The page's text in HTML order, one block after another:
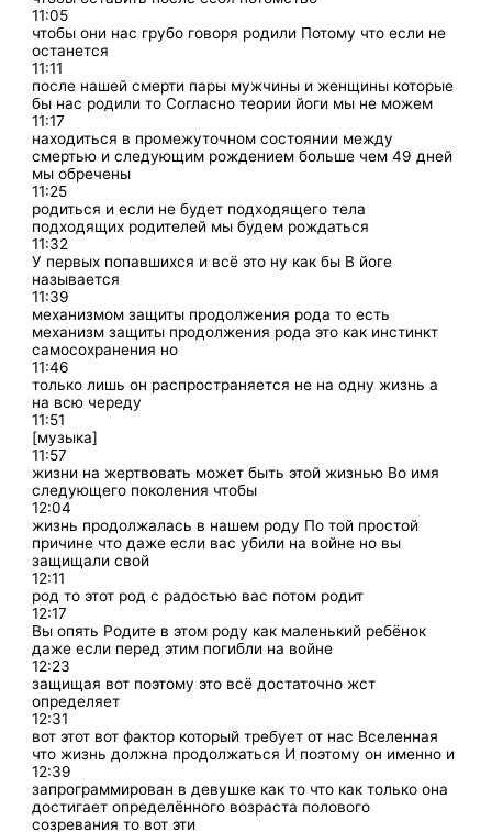
11:05
чтобы они нас грубо говоря родили Потому что если не
останется
11:11
после нашей смерти пары мужчины и женщины которые
бы нас родили то Согласно теории йоги мы не можем
11:17
находиться в промежуточном состоянии между
смертью и следующим рождением больше чем 49 дней
мы обречены
11:25
родиться и если не будет подходящего тела
подходящих родителей мы будем рождаться
11:32
У первых попавшихся и всё это ну как бы В йоге
называется
11:39
механизмом защиты продолжения рода то есть
механизм защиты продолжения рода это как инстинкт
самосохранения но
11:46
только лишь он распространяется не на одну жизнь а
на всю череду
11:51
[музыка]
11:57
жизни на жертвовать может быть этой жизнью Во имя
следующего поколения чтобы
12:04
жизнь продолжалась в нашем роду По той простой
причине что даже если вас убили на войне но вы
защищали свой
12:11
род то этот род с радостью вас потом родит
12:17
Вы опять Родите в этом роду как маленький ребёнок
даже если перед этим погибли на войне
12:23
защищая вот поэтому это всё достаточно жст
определяет
12:31
вот этот вот фактор который требует от нас Вселенная
что жизнь должна продолжаться И поэтому он именно и
12:39
запрограммирован в девушке как то что как только она
достигает определённого возраста полового
созревания то вот эти